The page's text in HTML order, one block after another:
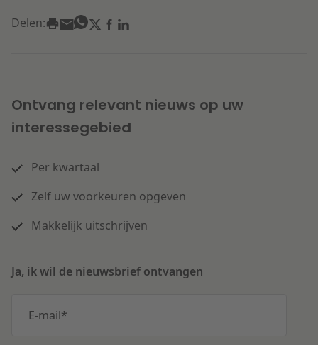
Delen:
Ontvang relevant nieuws op uw
interessegebied
Per kwartaal
Zelf uw voorkeuren opgeven
Makkelijk uitschrijven
Ja, ik wil de nieuwsbrief ontvangen
E-mail*